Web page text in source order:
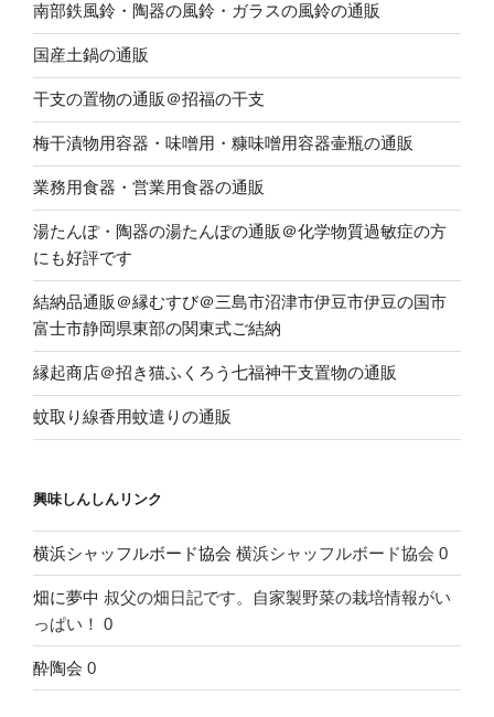
南部鉄風鈴・陶器の風鈴・ガラスの風鈴の通販
国産土鍋の通販
干支の置物の通販＠招福の干支
梅干漬物用容器・味噌用・糠味噌用容器壷瓶の通販
業務用食器・営業用食器の通販
湯たんぽ・陶器の湯たんぽの通販＠化学物質過敏症の方
にも好評です
結納品通販＠縁むすび＠三島市沼津市伊豆市伊豆の国市
富士市静岡県東部の関東式ご結納
縁起商店＠招き猫ふくろう七福神干支置物の通販
蚊取り線香用蚊遣りの通販
興味しんしんリンク
横浜シャッフルボード協会 横浜シャッフルボード協会 0
畑に夢中 叔父の畑日記です。自家製野菜の栽培情報がい
っぱい！ 0
酔陶会 0